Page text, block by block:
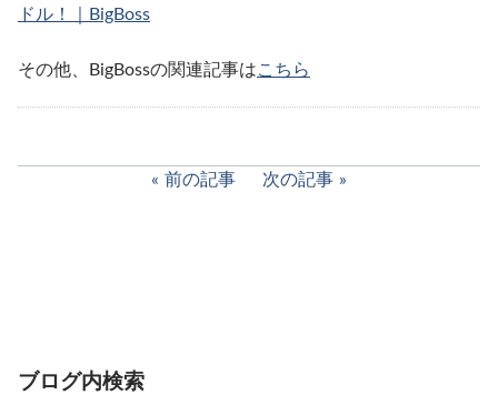
ドル！｜BigBoss
その他、BigBossの関連記事はこちら
前の記事 次の記事
ブログ内検索